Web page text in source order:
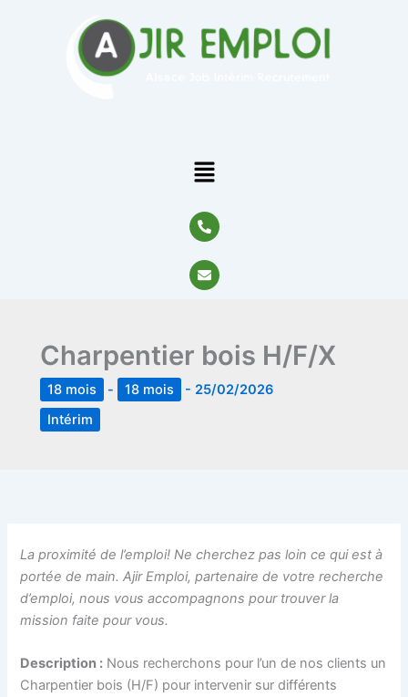
Menu
P
h
o
n
e
-
E
n
v
p
e
Charpentier bois H/F/X
18 mois - 18 mois - 25/02/2026
Intérim
La proximité de l’emploi! Ne cherchez pas loin ce qui est à
portée de main. Ajir Emploi, partenaire de votre recherche
d’emploi, nous vous accompagnons pour trouver la
mission faite pour vous.
Description : Nous recherchons pour l’un de nos clients un
Charpentier bois (H/F) pour intervenir sur différents